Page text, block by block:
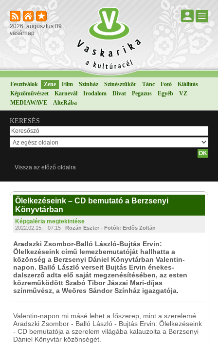
2026. augusztus 09.
vasárnap
Fesztiválok Zene Film Színház Színésztükör Tánc Fotó
Kiállítás
Képzőművészet
Karnevál Irodalom Divat Pegazus Egyéb
VZ
MEDIAWAVE
AlteRába
KERESÉS
Vissza az előző oldalra
Ölelkezéseink – CD bemutató a Berzsenyi
Könyvtárban
Képgaléria megtekintése
2022.02.15. - 07:15 | Rozán Eszter - Fotók: Erdős Zoltán
Aradszki Zsombor-Balló László-Bujtás Ervin:
Ölelkezéseink című lemezbemutatóját hallhatta a
közönség a Berzsenyi Dániel Könyvtárban Valentin-
napon. Balló László verseit Bujtás Ervin énekes-
dalszerző adta elő saját megzenésítésében, az esten
közreműködött Szabó Tibor Jászai Mari-díjas
színművész, a Weöres Sándor Színház igazgatója.
Valentin-napon mi másé lehet a főszerep, mint a szerelemé.
Aradszki Zsombor - Balló László - Bujtás Ervin: Ölelkezéseink
- CD bemutatója a szerelem világába kalauzolta a Berzsenyi
Dániel Könyvtár közönségét.